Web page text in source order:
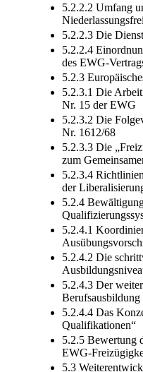
5.2.2.2 Umfang
5.2.2.3 Die
5.2.2.4
des EWG-
5.2.3
5.2.3.1 Die
Nr. 15 der EWG
5.2.3.2 Die
Nr. 1612/68
5.2.3.3 Die
zum
5.2.3.4
der
5.2.4
5.2.4.1
5.2.4.2 Die
5.2.4.3 Der
Berufsausbildung
5.2.4.4 Das
Qualifikationen“
5.2.5 Bewertung
EWG-
5.3